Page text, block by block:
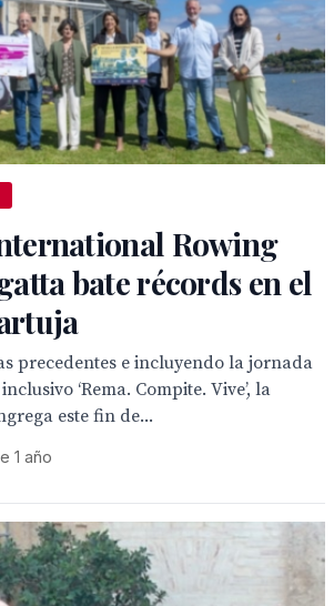
Rowing
bate récords en el
precedentes e incluyendo la jornada
‘Rema. Compite. Vive’, la
este fin de...
1 año